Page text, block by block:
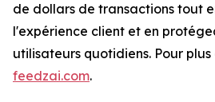
de dollars de transactions tout
l'expérience client et en
utilisateurs quotidiens. Pour
feedzai.com.